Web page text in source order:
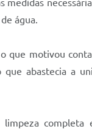
água.
que motivou
abastecia a
completa